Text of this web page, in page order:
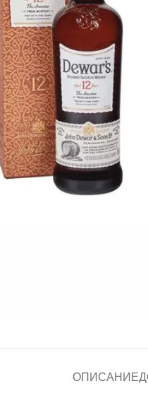
ОПИСАНИЕ